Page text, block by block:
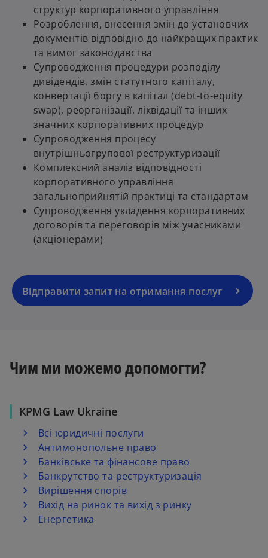
структур корпоративного управління
Розроблення, внесення змін до установчих
документів відповідно до найкращих практик
та вимог законодавства
Супроводження процедури розподілу
дивідендів, змін статутного капіталу,
конвертації боргу в капітал (debt-to-equity
swap), реорганізації, ліквідації та інших
значних корпоративних процедур
Супроводження процесу
внутрішньогрупової реструктуризації
Комплексний аналіз відповідності
корпоративного управління
загальноприйнятій практиці та стандартам
Супроводження укладення корпоративних
договорів та переговорів між учасниками
(акціонерами)
Відправити запит на отримання послуг
Чим ми можемо допомогти?
KPMG Law Ukraine
Всі юридичні послуги
Антимонопольне право
Банківське та фінансове право
Банкрутство та реструктуризація
Вирішення спорів
Вихід на ринок та вихід з ринку
Енергетика